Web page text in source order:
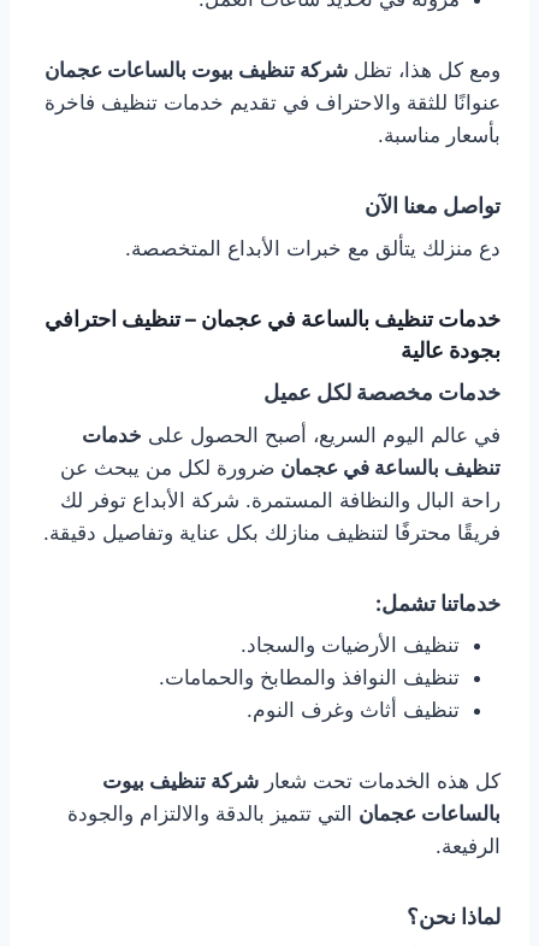
ومع كل هذا، تظل شركة تنظيف بيوت بالساعات عجمان
عنوانًا للثقة والاحتراف في تقديم خدمات تنظيف فاخرة
بأسعار مناسبة.
تواصل معنا الآن
دع منزلك يتألق مع خبرات الأبداع المتخصصة.
خدمات تنظيف بالساعة في عجمان – تنظيف احترافي
بجودة عالية
خدمات مخصصة لكل عميل
في عالم اليوم السريع، أصبح الحصول على خدمات
تنظيف بالساعة في عجمان ضرورة لكل من يبحث عن
راحة البال والنظافة المستمرة. شركة الأبداع توفر لك
فريقًا محترفًا لتنظيف منازلك بكل عناية وتفاصيل دقيقة.
خدماتنا تشمل:
تنظيف الأرضيات والسجاد.
تنظيف النوافذ والمطابخ والحمامات.
تنظيف أثاث وغرف النوم.
كل هذه الخدمات تحت شعار شركة تنظيف بيوت
بالساعات عجمان التي تتميز بالدقة والالتزام والجودة
الرفيعة.
لماذا نحن؟